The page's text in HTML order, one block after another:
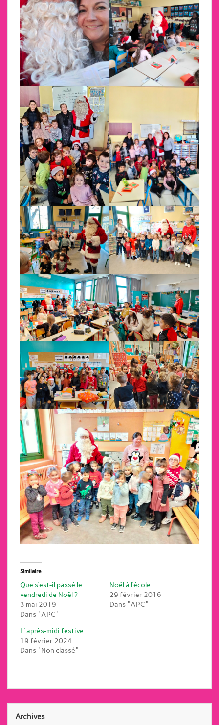
Similaire
Que s’est-il passé le
vendredi de Noël ?
3 mai 2019
Dans "APC"
Noël à l’école
29 février 2016
Dans "APC"
L’ après-midi festive
19 février 2024
Dans "Non classé"
Archives